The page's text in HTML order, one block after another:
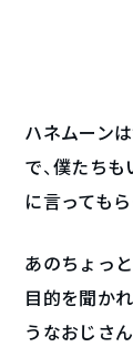
ハネムーン
で、僕たちも
に言っても
あのちょっ
目的を聞かれ
うなおじさ